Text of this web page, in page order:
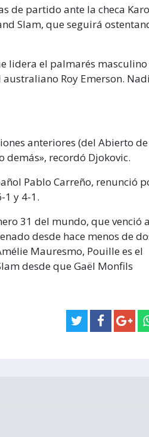
de partido ante la checa
Slam, que seguirá
lidera el palmarés masculino
Roy Emerson.
anteriores (del Abierto de
recordó Djokovic.
Pablo Carreño, renunció
1 y 4-1.
31 del mundo, que venció
desde hace menos de
Mauresmo, Pouille es el
desde que Gaël Monfils